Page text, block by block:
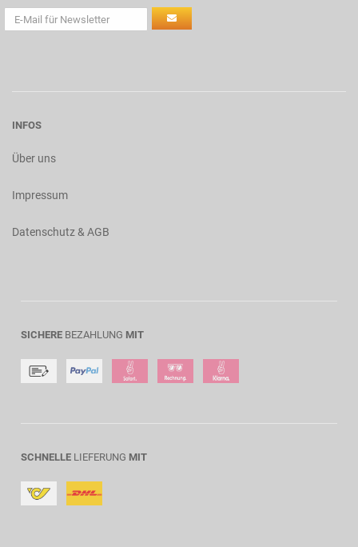
INFOS
Über uns
Impressum
Datenschutz & AGB
SICHERE BEZAHLUNG MIT
SCHNELLE LIEFERUNG MIT